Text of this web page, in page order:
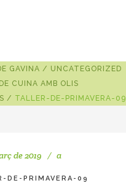
GAVINA / UNCATEGORIZED
CUINA AMB OLIS
/ TALLER-DE-PRIMAVERA-09
de 2019 a
DE-PRIMAVERA-09